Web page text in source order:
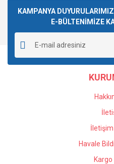
KAMPANYA
E-BÜLTENİMİZE
Havale